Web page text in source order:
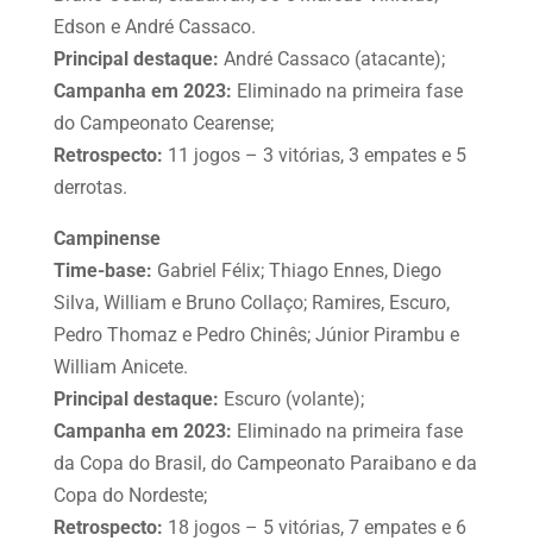
Edson e André Cassaco.
Principal destaque: André Cassaco (atacante);
Campanha em 2023: Eliminado na primeira fase
do Campeonato Cearense;
Retrospecto: 11 jogos – 3 vitórias, 3 empates e 5
derrotas.
Campinense
Time-base: Gabriel Félix; Thiago Ennes, Diego
Silva, William e Bruno Collaço; Ramires, Escuro,
Pedro Thomaz e Pedro Chinês; Júnior Pirambu e
William Anicete.
Principal destaque: Escuro (volante);
Campanha em 2023: Eliminado na primeira fase
da Copa do Brasil, do Campeonato Paraibano e da
Copa do Nordeste;
Retrospecto: 18 jogos – 5 vitórias, 7 empates e 6